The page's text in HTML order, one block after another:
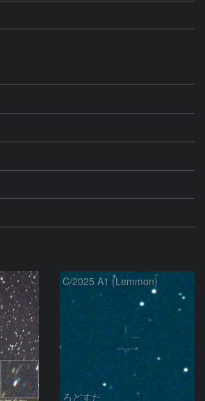
C/2025 A1 (Lemmon)
ろどすた